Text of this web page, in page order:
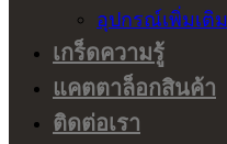
อุปกรณ์เพิ่มเติม
เกร็ดความรู้
แคตตาล็อกสินค้า
ติดต่อเรา